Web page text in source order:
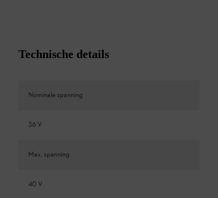
Technische details
Nominale spanning
36 V
Max. spanning
40 V